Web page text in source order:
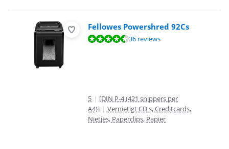
Fellowes Powershred 92Cs
Beoordeling is 8,7 van de 10, gebaseerd op 36 reviews.
36 reviews
5 | [DIN P-4 (421 snippers per
A4)] | Vernietigt CD's, Creditcards,
Nietjes, Paperclips, Papier